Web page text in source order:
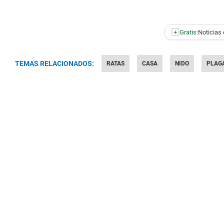
+ Gratis:Noticias
TEMAS RELACIONADOS: RATAS CASA NIDO